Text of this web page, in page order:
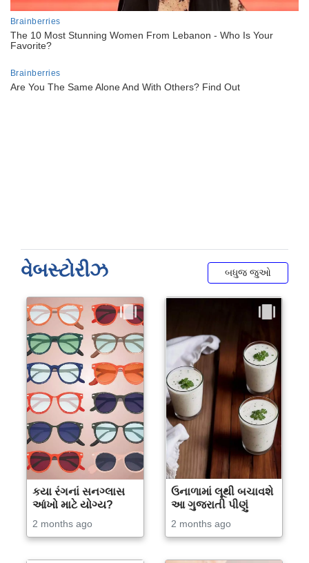
વેબસ્ટોરીઝ બધુજ જુઓ
કયા રંગનાં સનગ્લાસ
આંખો માટે યોગ્ય?
2 months ago
ઉનાળામાં લૂથી બચાવશે
આ ગુજરાતી પીણું
2 months ago